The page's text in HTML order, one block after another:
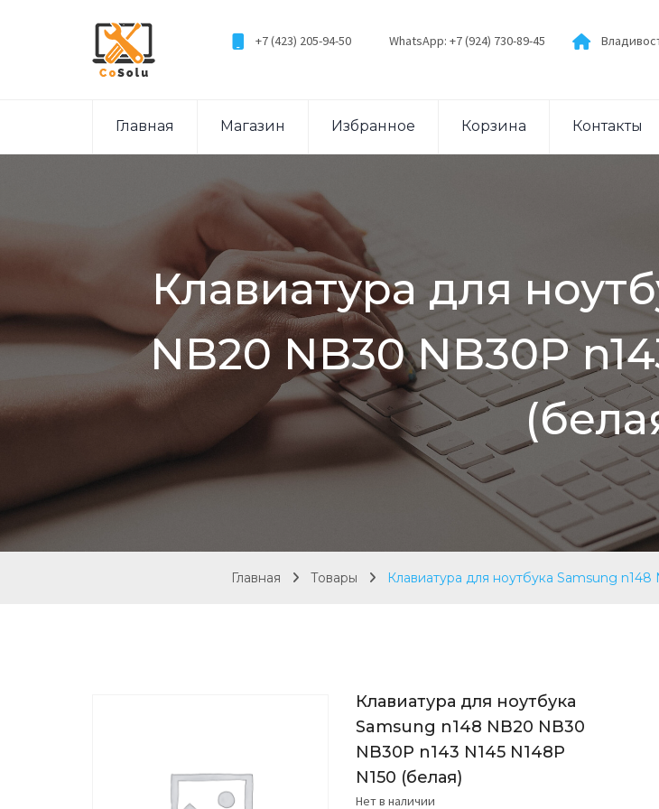
+7 (423) 205-94-50 WhatsApp: +7 (924) 730-89-45
Главная Магазин Избранное Корзина Контакты
Клавиатура для
NB20 NB30 NB30P
Главная Товары Клавиатура для ноутбука Samsung
Клавиатура для ноутбука
Samsung n148 NB20 NB30
NB30P n143 N145 N148P
N150 (белая)
Нет в наличии